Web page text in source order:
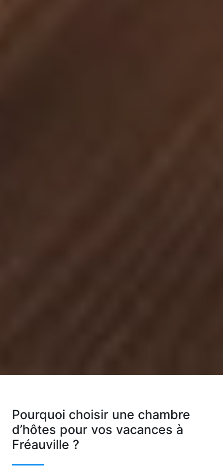
Pourquoi choisir une chambre
d’hôtes pour vos vacances à
Fréauville ?